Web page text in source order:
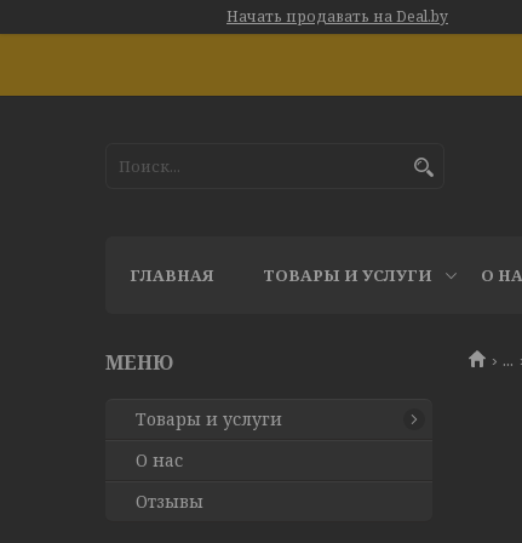
Начать продавать на Deal.by
ГЛАВНАЯ ТОВАРЫ И УСЛУГИ О
...
Товары и услуги
О нас
Отзывы